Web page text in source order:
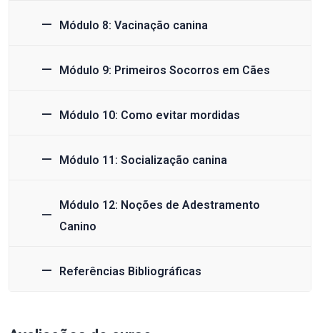
Módulo 8: Vacinação canina
Módulo 9: Primeiros Socorros em Cães
Módulo 10: Como evitar mordidas
Módulo 11: Socialização canina
Módulo 12: Noções de Adestramento
Canino
Referências Bibliográficas